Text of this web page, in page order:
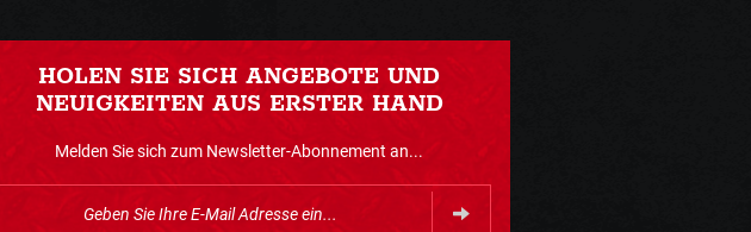
HOLEN SIE SICH ANGEBOTE UND
NEUIGKEITEN AUS ERSTER HAND
Melden Sie sich zum Newsletter-Abonnement an...